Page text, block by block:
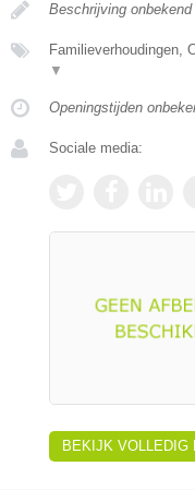
Beschrijving onbekend
Familieverhoudingen,
▼
Openingstijden
Sociale media:
BEKIJK VOLLEDIG